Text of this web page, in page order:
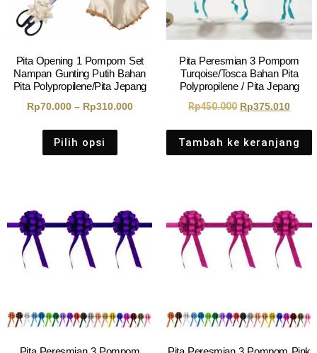
Pita Opening 1 Pompom Set
Nampan Gunting Putih Bahan
Pita Polypropilene/Pita Jepang
Rp70.000 – Rp310.000
Pilih opsi
Pita Peresmian 3 Pompom
Turqoise/Tosca Bahan Pita
Polypropilene / Pita Jepang
Rp450.000 Rp375.010
Tambah ke keranjang